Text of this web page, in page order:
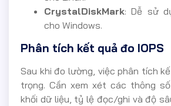
CrystalDiskMark: Dễ sử
cho Windows.
Phân tích kết quả đo IOPS
Sau khi đo lường, việc phân tích
trọng. Cần xem xét các thông
khối dữ liệu, tỷ lệ đọc/ghi và độ